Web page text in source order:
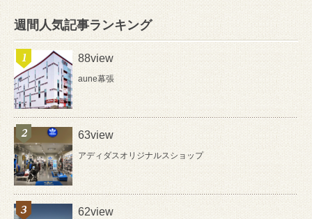
週間人気記事ランキング
88view
aune幕張
63view
アディダスオリジナルスショップ
62view